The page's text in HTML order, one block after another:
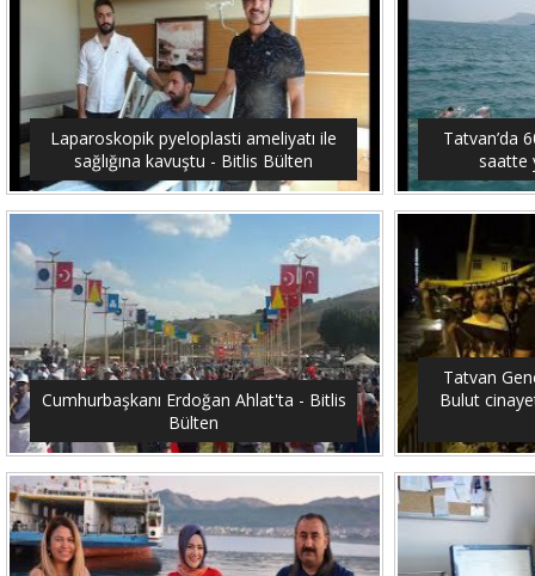
Laparoskopik pyeloplasti ameliyatı ile
sağlığına kavuştu - Bitlis Bülten
Tatvan’da
saatte
Cumhurbaşkanı Erdoğan Ahlat'ta - Bitlis
Bülten
Tatvan
Bulut